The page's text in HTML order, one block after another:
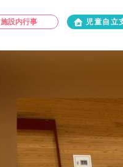
施設内行事 児童自立